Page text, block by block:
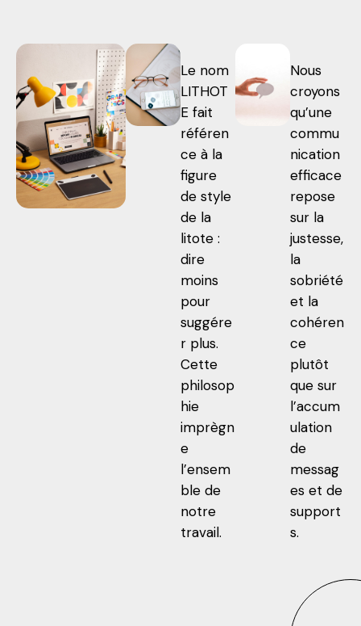
Le nom
LITHOT
E fait
référen
ce à la
figure
de style
de la
litote :
dire
moins
pour
suggére
r plus.
Cette
philosop
hie
imprègn
e
l’ensem
ble de
notre
travail.
Nous
croyons
qu’une
commu
nication
efficace
repose
sur la
justesse,
la
sobriété
et la
cohéren
ce
plutôt
que sur
l’accum
ulation
de
messag
es et de
support
s.